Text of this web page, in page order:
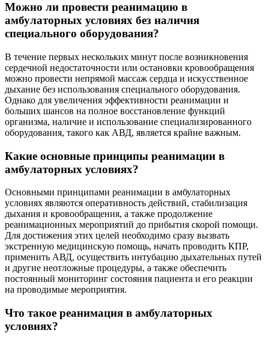
Можно ли провести реанимацию в
амбулаторных условиях без наличия
специального оборудования?
В течение первых нескольких минут после возникновения
сердечной недостаточности или остановки кровообращения
можно провести непрямой массаж сердца и искусственное
дыхание без использования специального оборудования.
Однако для увеличения эффективности реанимации и
больших шансов на полное восстановление функций
организма, наличие и использование специализированного
оборудования, такого как АВД, является крайне важным.
Какие основные принципы реанимации в
амбулаторных условиях?
Основными принципами реанимации в амбулаторных
условиях являются оперативность действий, стабилизация
дыхания и кровообращения, а также продолжение
реанимационных мероприятий до прибытия скорой помощи.
Для достижения этих целей необходимо сразу вызвать
экстренную медицинскую помощь, начать проводить КПР,
применить АВД, осуществить интубацию дыхательных путей
и другие неотложные процедуры, а также обеспечить
постоянный мониторинг состояния пациента и его реакции
на проводимые мероприятия.
Что такое реанимация в амбулаторных
условиях?